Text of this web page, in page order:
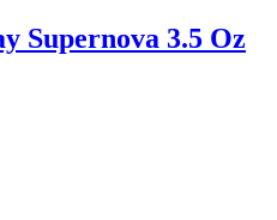
Supernova 3.5 Oz